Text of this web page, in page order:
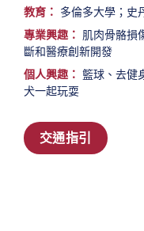
教育： 多倫多大學；史
專業興趣： 肌肉骨骼損
斷和醫療創新開發
個人興趣： 籃球、去健
犬一起玩耍
交通指引